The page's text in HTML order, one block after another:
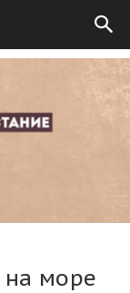
на море